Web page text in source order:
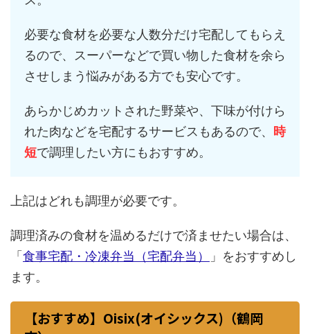
必要な食材を必要な人数分だけ宅配してもらえ
るので、スーパーなどで買い物した食材を余ら
させしまう悩みがある方でも安心です。
あらかじめカットされた野菜や、下味が付けら
れた肉などを宅配するサービスもあるので、
時
短で調理したい方にもおすすめ。
上記はどれも調理が必要です。
調理済みの食材を温めるだけで済ませたい場合は、
「 食事宅配・冷凍弁当（宅配弁当）
」をおすすめし
ます。
【おすすめ】Oisix(オイシックス)（鶴岡